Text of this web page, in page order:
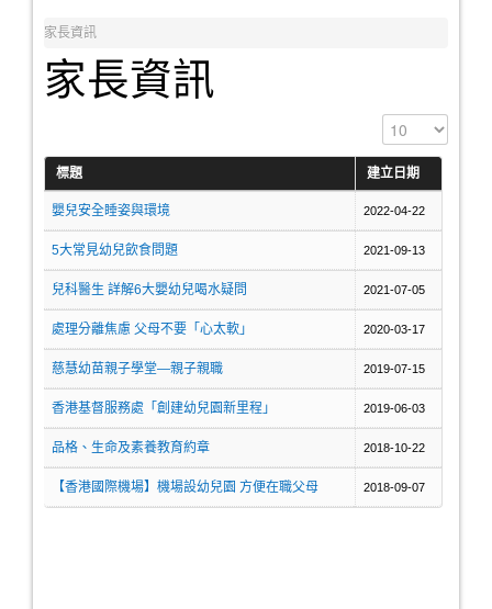
家長資訊
家長資訊
顯示數目
標題 建立日期
嬰兒安全睡姿與環境 2022-04-22
5大常見幼兒飲食問題 2021-09-13
兒科醫生 詳解6大嬰幼兒喝水疑問 2021-07-05
處理分離焦慮 父母不要「心太軟」 2020-03-17
慈慧幼苗親子學堂—親子親職 2019-07-15
香港基督服務處「創建幼兒園新里程」 2019-06-03
品格、生命及素養教育約章 2018-10-22
【香港國際機場】機場設幼兒園 方便在職父母 2018-09-07